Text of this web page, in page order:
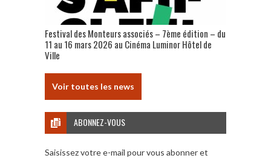
Festival des Monteurs associés – 7ème édition – du
11 au 16 mars 2026 au Cinéma Luminor Hôtel de
Ville
Voir toutes les news
ABONNEZ-VOUS
Saisissez votre e-mail pour vous abonner et